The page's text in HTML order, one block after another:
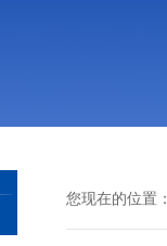
您现在的位置：